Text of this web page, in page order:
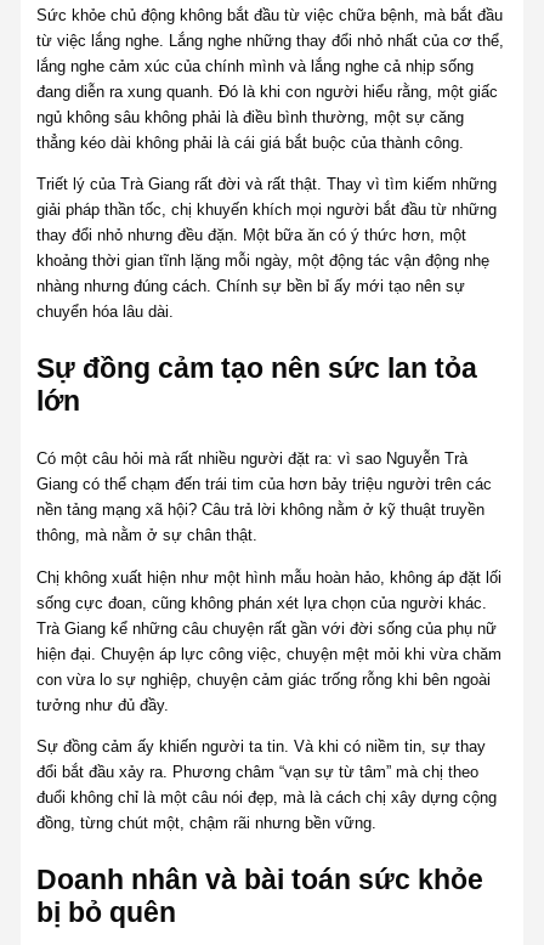
Sức khỏe chủ động không bắt đầu từ việc chữa bệnh, mà bắt đầu
từ việc lắng nghe. Lắng nghe những thay đổi nhỏ nhất của cơ thể,
lắng nghe cảm xúc của chính mình và lắng nghe cả nhịp sống
đang diễn ra xung quanh. Đó là khi con người hiểu rằng, một giấc
ngủ không sâu không phải là điều bình thường, một sự căng
thẳng kéo dài không phải là cái giá bắt buộc của thành công.
Triết lý của Trà Giang rất đời và rất thật. Thay vì tìm kiếm những
giải pháp thần tốc, chị khuyến khích mọi người bắt đầu từ những
thay đổi nhỏ nhưng đều đặn. Một bữa ăn có ý thức hơn, một
khoảng thời gian tĩnh lặng mỗi ngày, một động tác vận động nhẹ
nhàng nhưng đúng cách. Chính sự bền bỉ ấy mới tạo nên sự
chuyển hóa lâu dài.
Sự đồng cảm tạo nên sức lan tỏa
lớn
Có một câu hỏi mà rất nhiều người đặt ra: vì sao Nguyễn Trà
Giang có thể chạm đến trái tim của hơn bảy triệu người trên các
nền tảng mạng xã hội? Câu trả lời không nằm ở kỹ thuật truyền
thông, mà nằm ở sự chân thật.
Chị không xuất hiện như một hình mẫu hoàn hảo, không áp đặt lối
sống cực đoan, cũng không phán xét lựa chọn của người khác.
Trà Giang kể những câu chuyện rất gần với đời sống của phụ nữ
hiện đại. Chuyện áp lực công việc, chuyện mệt mỏi khi vừa chăm
con vừa lo sự nghiệp, chuyện cảm giác trống rỗng khi bên ngoài
tưởng như đủ đầy.
Sự đồng cảm ấy khiến người ta tin. Và khi có niềm tin, sự thay
đổi bắt đầu xảy ra. Phương châm “vạn sự từ tâm” mà chị theo
đuổi không chỉ là một câu nói đẹp, mà là cách chị xây dựng cộng
đồng, từng chút một, chậm rãi nhưng bền vững.
Doanh nhân và bài toán sức khỏe
bị bỏ quên